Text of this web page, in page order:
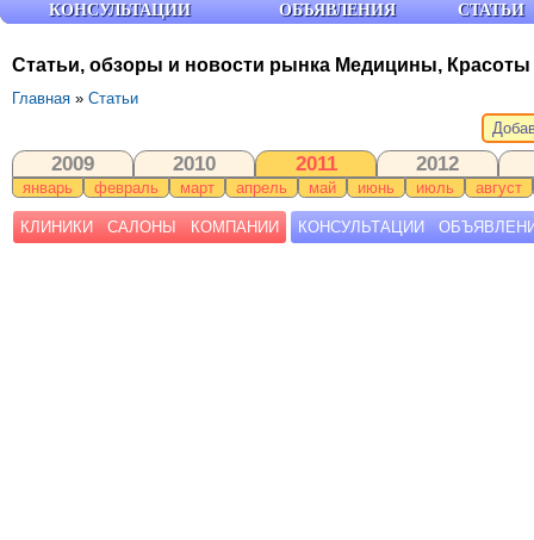
Статьи, обзоры и новости рынка Медицины,
Главная » Статьи
2009 2010 2011 2012
январь февраль март апрель май июнь июль август
КЛИНИКИ САЛОНЫ КОМПАНИИ КОНСУЛЬТАЦИИ
КОНСУЛЬТАЦИИ ОБЪЯВЛЕНИЯ СТАТЬИ